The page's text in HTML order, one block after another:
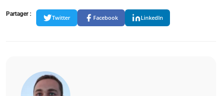
Partager :
Twitter Facebook LinkedIn